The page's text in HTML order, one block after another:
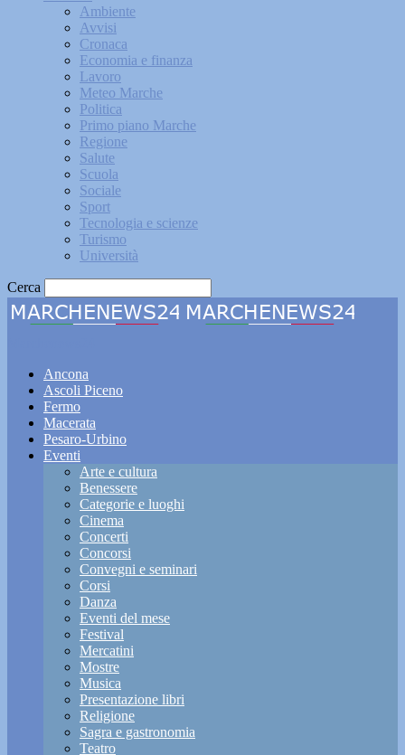
Ambiente
Avvisi
Cronaca
Economia e finanza
Lavoro
Meteo Marche
Politica
Primo piano Marche
Regione
Salute
Scuola
Sociale
Sport
Tecnologia e scienze
Turismo
Università
Cerca
Ancona
Ascoli Piceno
Fermo
Macerata
Pesaro-Urbino
Eventi
Arte e cultura
Benessere
Categorie e luoghi
Cinema
Concerti
Concorsi
Convegni e seminari
Corsi
Danza
Eventi del mese
Festival
Mercatini
Mostre
Musica
Presentazione libri
Religione
Sagra e gastronomia
Teatro